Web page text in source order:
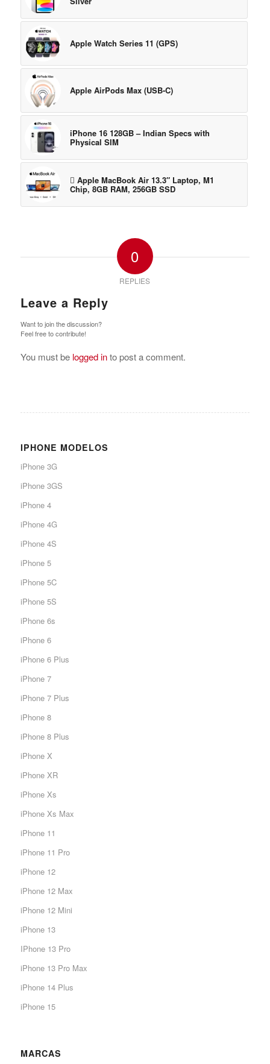
Apple Watch Series 11 (GPS)
Apple AirPods Max (USB-C)
iPhone 16 128GB – Indian Specs with
Physical SIM
 Apple MacBook Air 13.3″ Laptop, M1
Chip, 8GB RAM, 256GB SSD
0
REPLIES
Leave a Reply
Want to join the discussion?
Feel free to contribute!
You must be logged into post a comment.
IPHONE MODELOS
iPhone 3G
iPhone 3GS
iPhone 4
iPhone 4G
iPhone 4S
iPhone 5
iPhone 5C
iPhone 5S
iPhone 6s
iPhone 6
iPhone 6 Plus
iPhone 7
iPhone 7 Plus
iPhone 8
iPhone 8 Plus
iPhone X
iPhone XR
iPhone Xs
iPhone Xs Max
iPhone 11
iPhone 11 Pro
iPhone 12
iPhone 12 Max
iPhone 12 Mini
iPhone 13
IPhone 13 Pro
iPhone 13 Pro Max
iPhone 14 Plus
iPhone 15
MARCAS